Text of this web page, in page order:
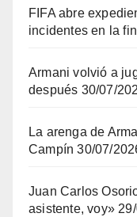
FIFA abre
incidentes en la
Armani volvió a
después 30/07/
La arenga de
Campín 30/07/
Juan Carlos
asistente, voy»